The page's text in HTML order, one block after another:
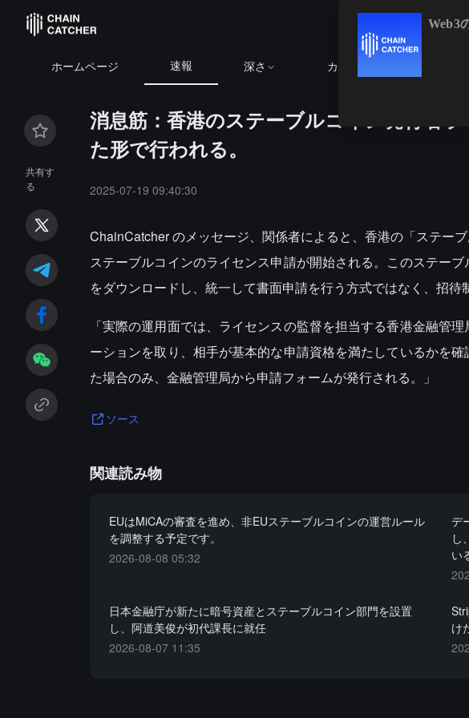
ホームページ 速報 深さ カレンダー
共有す
る
消息筋：香港のステーブルコイン発行者
た形で行われる。
2025-07-19 09:40:30
ChainCatcher のメッセージ、関係者によると、香港の「ステー
ステーブルコインのライセンス申請が開始される。このステー
をダウンロードし、統一して書面申請を行う方式ではなく、招待
「実際の運用面では、ライセンスの監督を担当する香港金融管
ーションを取り、相手が基本的な申請資格を満たしているかを
た場合のみ、金融管理局から申請フォームが発行される。」
ソース
関連読み物
EUはMiCAの審査を進め、非EUステーブルコインの運営ルール
を調整する予定です。
2026-08-08 05:32
デ
し
い
日本金融庁が新たに暗号資産とステーブルコイン部門を設置
し、阿道美俊が初代課長に就任
2026-08-07 11:35
け
Web3